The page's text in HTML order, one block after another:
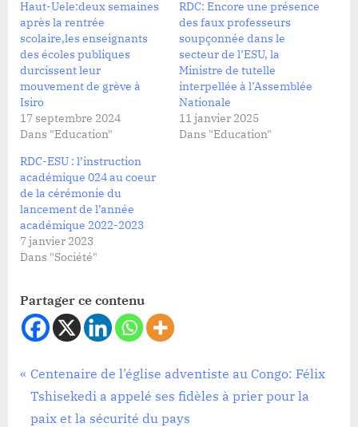
Haut-Uele:deux semaines
après la rentrée
scolaire,les enseignants
des écoles publiques
durcissent leur
mouvement de grève à
Isiro
17 septembre 2024
Dans "Education"
RDC: Encore une présence
des faux professeurs
soupçonnée dans le
secteur de l’ESU, la
Ministre de tutelle
interpellée à l’Assemblée
Nationale
11 janvier 2025
Dans "Education"
RDC-ESU : l’instruction
académique 024 au coeur
de la cérémonie du
lancement de l’année
académique 2022-2023
7 janvier 2023
Dans "Société"
Partager ce contenu
Education
Navigation
de
P
r
e
Centenaire de l’église adventiste au Congo: Félix
Tshisekedi a appelé ses fidèles à prier pour la
paix et la sécurité du pays